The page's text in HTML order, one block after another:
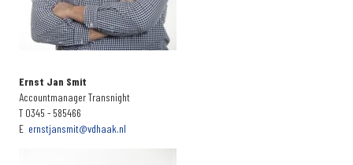
Ernst Jan Smit
Accountmanager Transnight
T 0345 - 585466
E ernstjansmit@vdhaak.nl